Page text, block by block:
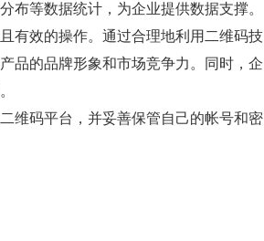
布等数据统计，为企业提供数据支撑。
有效的操作。通过合理地利用二维码技
品的品牌形象和市场竞争力。同时，企
维码平台，并妥善保管自己的帐号和密